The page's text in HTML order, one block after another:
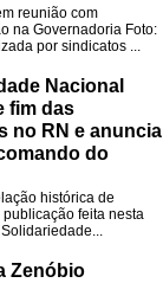
reunião com
na Governadoria Foto:
por sindicatos ...
Nacional
fim das
no RN e anuncia
do
histórica de
feita nesta
Zenóbio